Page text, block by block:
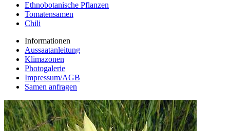
Ethnobotanische Pflanzen
Tomatensamen
Chili
Informationen
Aussaatanleitung
Klimazonen
Photogalerie
Impressum/AGB
Samen anfragen